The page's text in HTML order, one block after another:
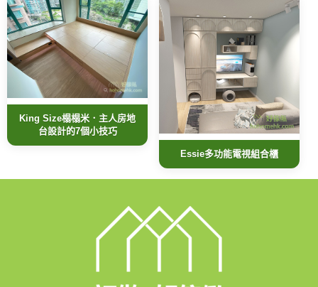
King Size榻榻米．主人房地
台設計的7個小技巧
Essie多功能電視組合櫃